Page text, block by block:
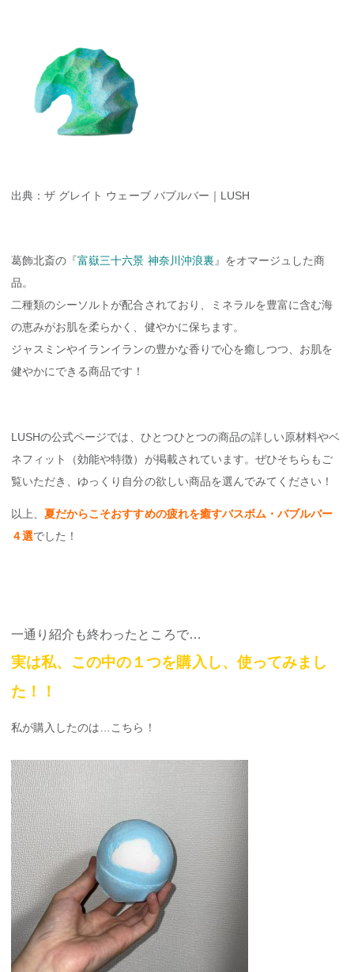
出典：ザ グレイト ウェーブ バブルバー｜LUSH
葛飾北斎の『富嶽三十六景 神奈川沖浪裏』をオマージュした商
品。
二種類のシーソルトが配合されており、ミネラルを豊富に含む海
の恵みがお肌を柔らかく、健やかに保ちます。
ジャスミンやイランイランの豊かな香りで心を癒しつつ、お肌を
健やかにできる商品です！
LUSHの公式ページでは、ひとつひとつの商品の詳しい原材料やベ
ネフィット（効能や特徴）が掲載されています。ぜひそちらもご
覧いただき、ゆっくり自分の欲しい商品を選んでみてください！
以上、夏だからこそおすすめの疲れを癒すバスボム・バブルバー
４選でした！
一通り紹介も終わったところで…
実は私、この中の１つを購入し、使ってみまし
た！！
私が購入したのは…こちら！